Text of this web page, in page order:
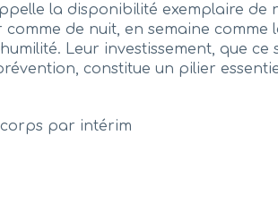
la disponibilité exemplaire de
comme de nuit, en semaine
Leur investissement, que
constitue un pilier
par intérim